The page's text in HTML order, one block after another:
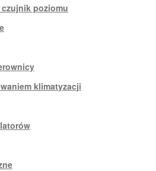
poziomu
klimatyzacji